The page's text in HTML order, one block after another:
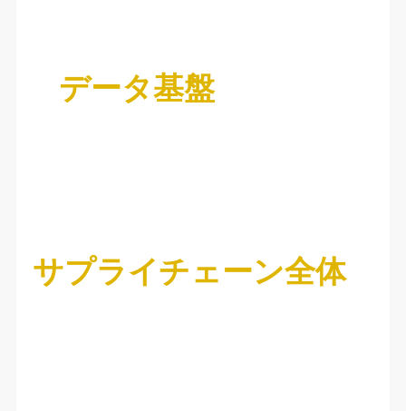
サプライチェーン全体
データ基盤